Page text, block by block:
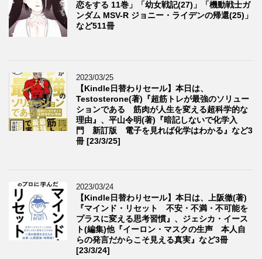
恋をする 11巻」「幼女戦記(27)」「機動戦士ガ
ンダム MSV-R ジョニー・ライデンの帰還(25)」
など511冊
2023/03/25
【Kindle日替わりセール】本日は、
Testosterone(著)『超筋トレが最強のソリュー
ションである 筋肉が人生を変える超科学的な
理由』、平山令明(著)『暗記しないで化学入
門 新訂版 電子を見れば化学はわかる』など3
冊 [23/3/25]
2023/03/24
【Kindle日替わりセール】本日は、上阪徹(著)
『マインド・リセット 不安・不満・不可能を
プラスに変える思考習慣』、ジェシカ・イース
ト(編集)他『イーロン・マスクの生声 本人自
らの発言だからこそ見える真実』など3冊
[23/3/24]